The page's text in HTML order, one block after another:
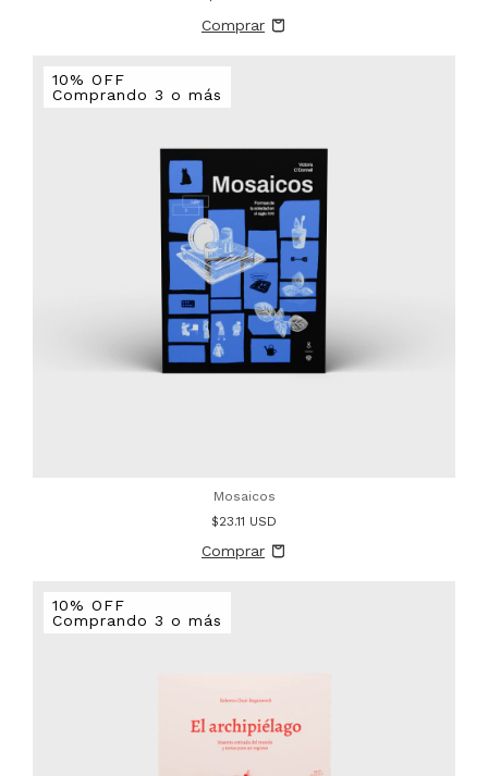
10% OFF
Comprando 3 o más
Mosaicos
$23.11 USD
10% OFF
Comprando 3 o más